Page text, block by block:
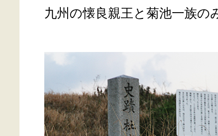
九州の懐良親王と菊池一族の